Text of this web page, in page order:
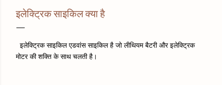
इलेक्ट्रिक साइकिल क्या है
इलेक्ट्रिक साइकिल एडवांस साइकिल है जो लीथियम बैटरी और इलेक्ट्रिक
मोटर की शक्ति के साथ चलती है।